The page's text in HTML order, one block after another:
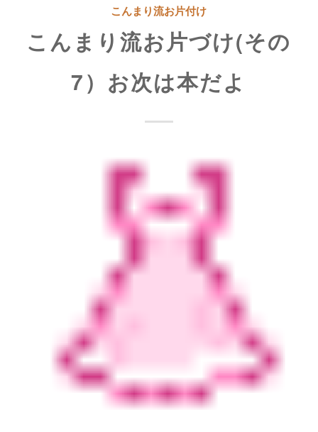
こんまり流お片付け
こんまり流お片づけ(その
7）お次は本だよ